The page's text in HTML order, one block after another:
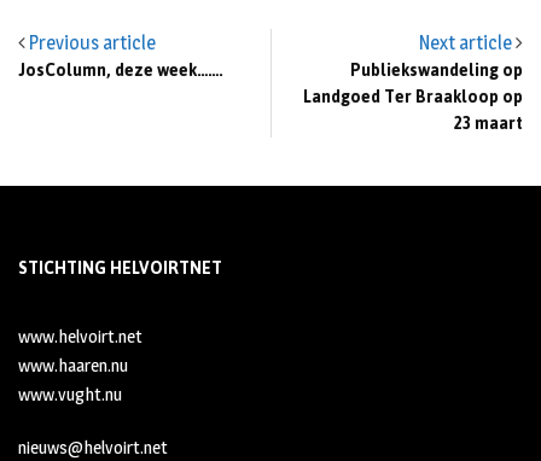
Previous article
JosColumn, deze week…….
Next article
Publiekswandeling op
Landgoed Ter Braakloop op
23 maart
STICHTING HELVOIRTNET
www.helvoirt.net
www.haaren.nu
www.vught.nu
nieuws@helvoirt.net